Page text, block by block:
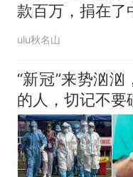
款百万，捐在了
伤口上！
ulu秋名山
“新冠”来势汹
的人，切记不要